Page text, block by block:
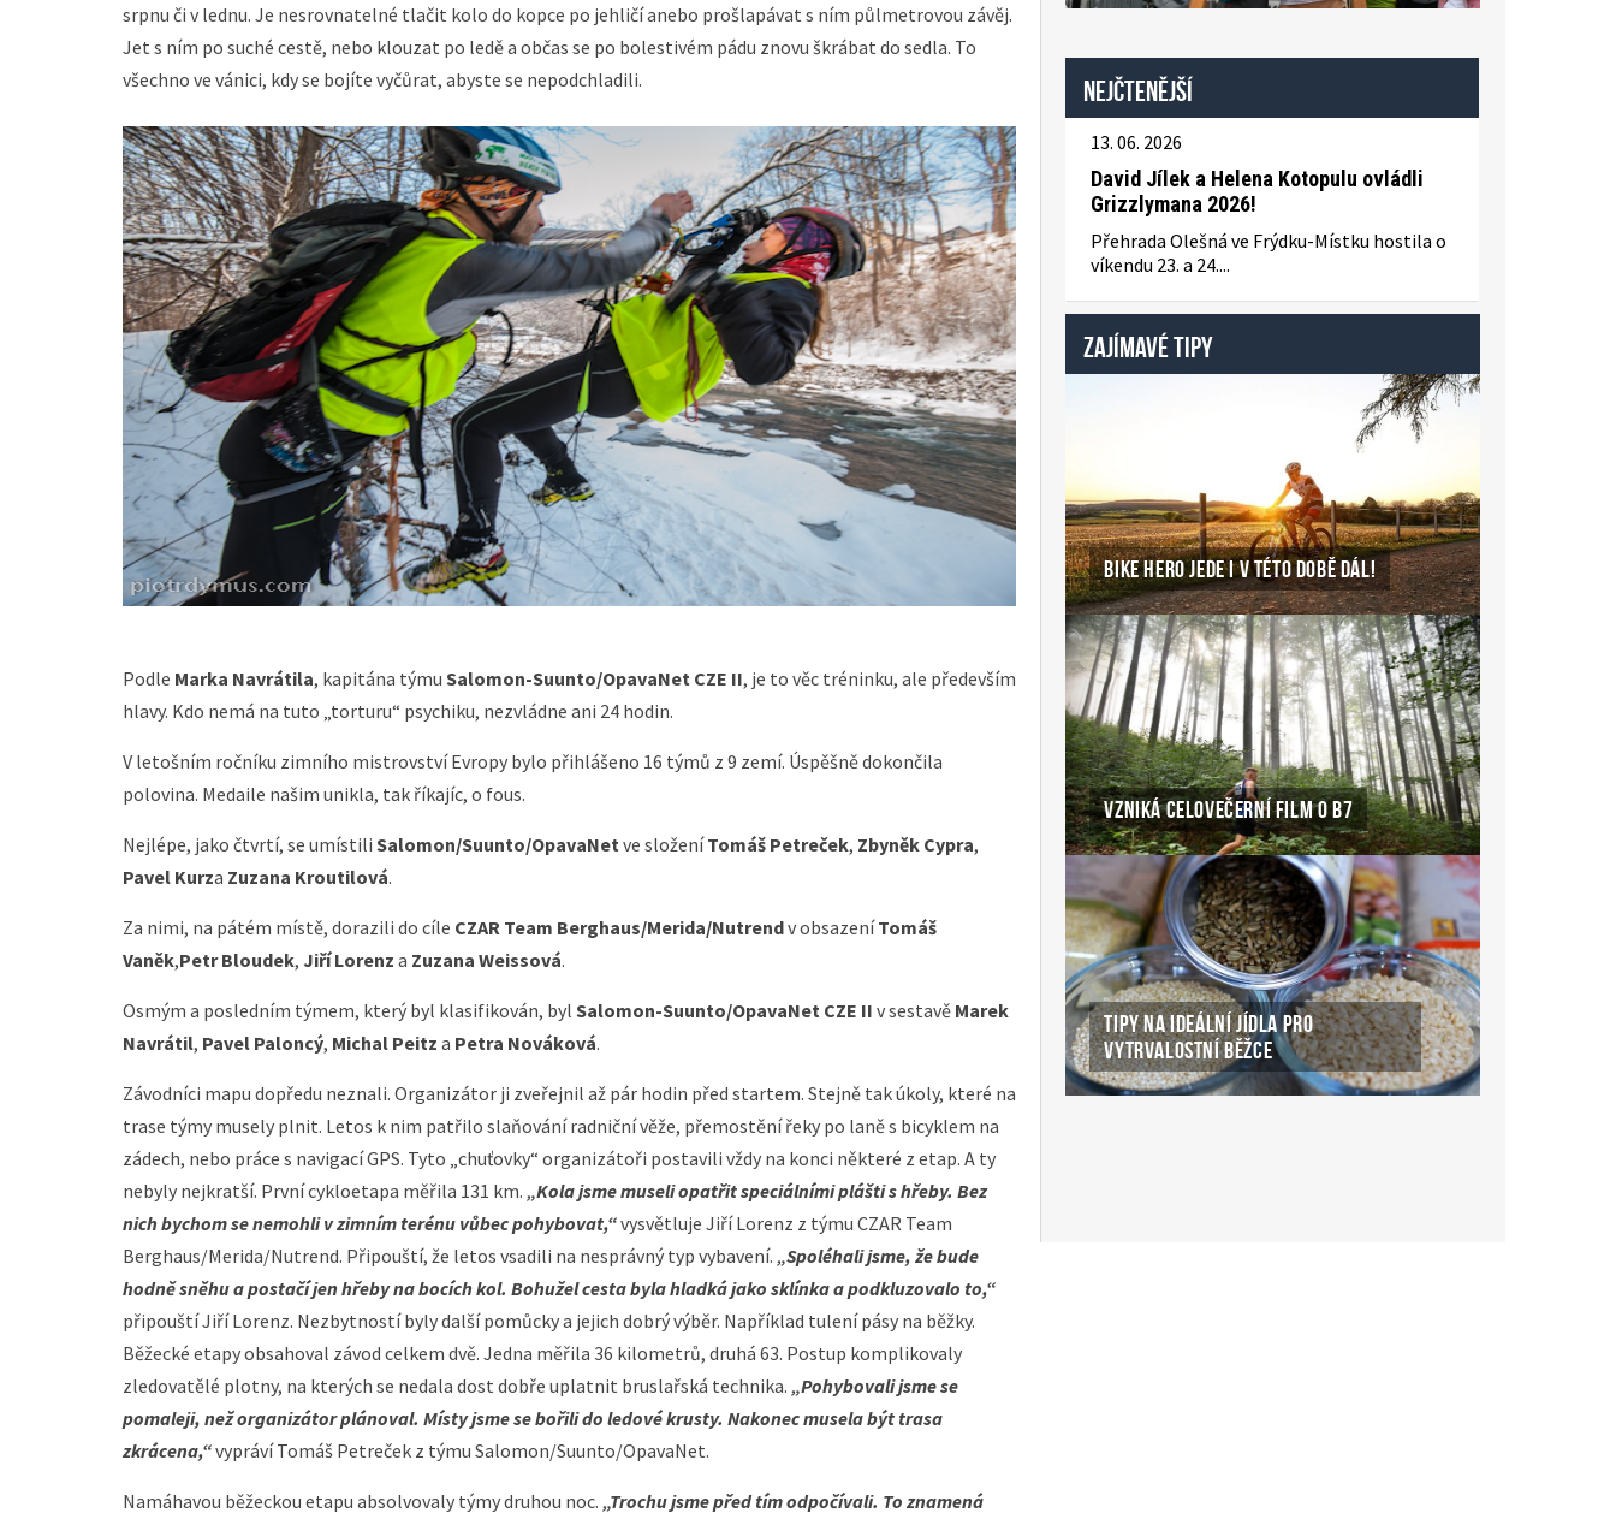
srpnu či v lednu. Je nesrovnatelné tlačit kolo do kopce po jehličí anebo prošlapávat s ním půlmetrovou závěj.
Jet s ním po suché cestě, nebo klouzat po ledě a občas se po bolestivém pádu znovu škrábat do sedla. To
všechno ve vánici, kdy se bojíte vyčůrat, abyste se nepodchladili.
Podle Marka Navrátila, kapitána týmu Salomon-Suunto/OpavaNet CZE II, je to věc tréninku, ale především
hlavy. Kdo nemá na tuto „torturu“ psychiku, nezvládne ani 24 hodin.
V letošním ročníku zimního mistrovství Evropy bylo přihlášeno 16 týmů z 9 zemí. Úspěšně dokončila
polovina. Medaile našim unikla, tak říkajíc, o fous.
Nejlépe, jako čtvrtí, se umístili Salomon/Suunto/OpavaNet ve složeníTomáš Petreček, Zbyněk Cypra,
Pavel Kurza Zuzana Kroutilová.
Za nimi, na pátém místě, dorazili do cíle CZAR Team Berghaus/Merida/Nutrendv obsazeníTomáš
Vaněk,Petr Bloudek, Jiří Lorenz a Zuzana Weissová.
Osmým a posledním týmem, který byl klasifikován, byl Salomon-Suunto/OpavaNet CZE II v sestavě Marek
Navrátil, Pavel Paloncý, Michal Peitz a Petra Nováková.
Závodníci mapu dopředu neznali. Organizátor ji zveřejnil až pár hodin před startem. Stejně tak úkoly, které na
trase týmy musely plnit. Letos k nim patřilo slaňování radniční věže, přemostění řeky po laně s bicyklem na
zádech, nebo práce s navigací GPS. Tyto „chuťovky“ organizátoři postavili vždy na konci některé z etap. A ty
nebyly nejkratší. První cykloetapa měřila 131 km. „Kola jsme museli opatřit speciálními plášti s hřeby. Bez
nich bychom se nemohli v zimním terénu vůbec pohybovat,“vysvětluje Jiří Lorenz z týmu CZAR Team
Berghaus/Merida/Nutrend. Připouští, že letos vsadili na nesprávný typ vybavení. „Spoléhali jsme, že bude
hodně sněhu a postačí jen hřeby na bocích kol. Bohužel cesta byla hladká jako sklínka a podkluzovalo to,“
připouští Jiří Lorenz. Nezbytností byly další pomůcky a jejich dobrý výběr. Například tulení pásy na běžky.
Běžecké etapy obsahoval závod celkem dvě. Jedna měřila 36 kilometrů, druhá 63. Postup komplikovaly
zledovatělé plotny, na kterých se nedala dost dobře uplatnit bruslařská technika. „Pohybovali jsme se
pomaleji, než organizátor plánoval. Místy jsme se bořili do ledové krusty. Nakonec musela být trasa
zkrácena,“vypráví Tomáš Petreček z týmu Salomon/Suunto/OpavaNet.
Namáhavou běžeckou etapu absolvovaly týmy druhou noc. „Trochu jsme před tím odpočívali. To znamená
Nejčtenější
13. 06. 2026
David Jílek a Helena Kotopulu ovládli
Grizzlymana 2026!
Přehrada Olešná ve Frýdku-Místku hostila o
víkendu 23. a 24....
ZAJÍMAVÉ TIPY
BIKE HERO JEDE I V TÉTO DOBĚ DÁL!
VZNIKÁ CELOVEČERNÍ FILM O B7
TIPY NA IDEÁLNÍ JÍDLA PRO
VYTRVALOSTNÍ BĚŽCE